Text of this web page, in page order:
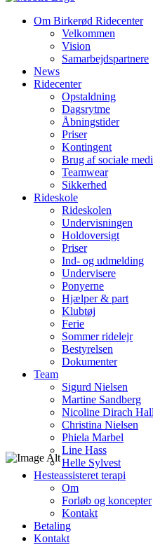
Om Birkerød Ridecenter
Velkommen
Vision
Samarbejdspartnere
News
Ridecenter
Opstaldning
Dagsrytme
Åbningstider
Priser
Kontingent
Brug af sociale
Teamwear
Sikkerhed
Rideskole
Rideskolen
Undervisningen
Holdoversigt
Priser
Ind- og udmelding
Undervisere
Ponyerne
Hjælper & part
Klubtøj
Ferie
Sommer ridelejr
Bestyrelsen
Dokumenter
Team
Sigurd Nielsen
Martine Sandberg
Nicoline Dirach
Christina Nielsen
Phiela Marbel
Line Hass
Helle Sylvest
Hesteassisteret terapi
Om
Forløb og koncepter
Kontakt
Betaling
Kontakt